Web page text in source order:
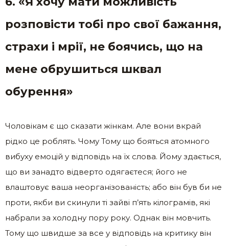
розповісти тобі про свої бажання,
страхи і мрії, не боячись, що на
мене обрушиться шквал
обурення»
Чоловікам є що сказати жінкам. Але вони вкрай
рідко це роблять. Чому Тому що бояться атомного
вибуху емоцій у відповідь на їх слова. Йому здається,
що ви занадто відверто одягаєтеся; його не
влаштовує ваша неорганізованість; або він був би не
проти, якби ви скинули ті зайві п’ять кілограмів, які
набрали за холодну пору року. Однак він мовчить.
Тому що швидше за все у відповідь на критику він